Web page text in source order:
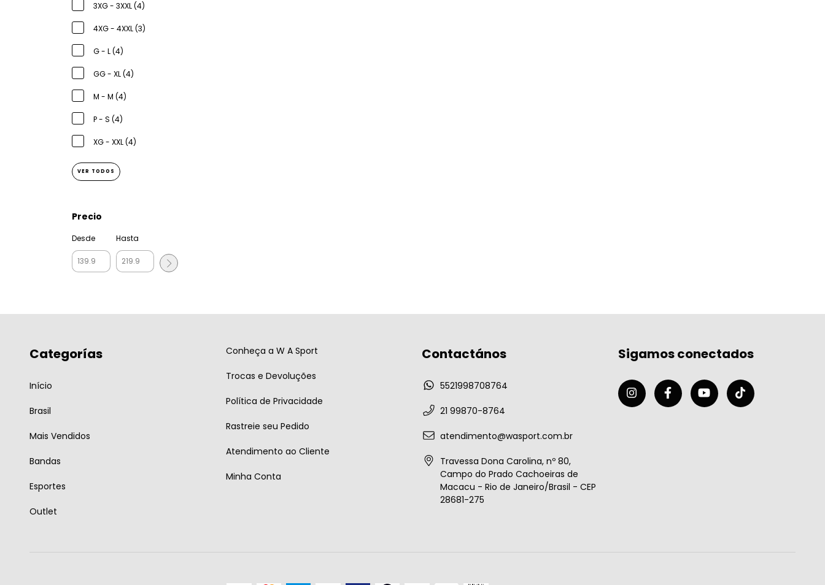
3XG - 3XXL (4)
4XG - 4XXL (3)
G - L (4)
GG - XL (4)
M - M (4)
P - S (4)
XG - XXL (4)
VER TODOS
Precio
Desde Hasta
Categorías
Início
Brasil
Mais Vendidos
Bandas
Esportes
Outlet
Conheça a W A Sport
Trocas e Devoluções
Política de Privacidade
Rastreie seu Pedido
Atendimento ao Cliente
Minha Conta
Contactános
5521998708764
21 99870-8764
atendimento@wasport.com.br
Travessa Dona Carolina, nº 80,
Campo do Prado Cachoeiras de
Macacu - Rio de Janeiro/Brasil - CEP
28681-275
Sigamos conectados